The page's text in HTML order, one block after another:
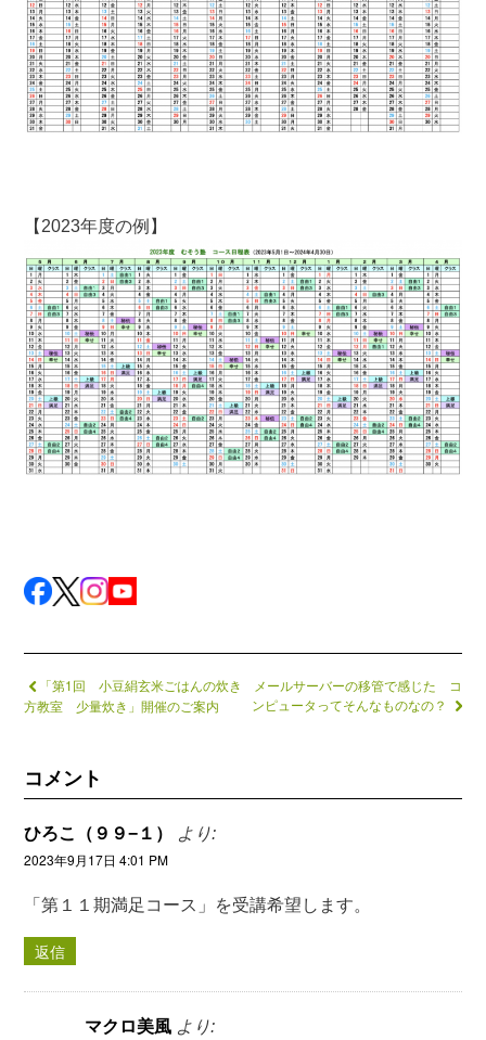
【2023年度の例】
「第1回 小豆絹玄米ごはんの炊き
方教室 少量炊き」開催のご案内
メールサーバーの移管で感じた コ
ンピュータってそんなものなの？
コメント
ひろこ（９９−１）
より:
2023年9月17日 4:01 PM
「第１１期満足コース」を受講希望します。
返信
マクロ美風 より: